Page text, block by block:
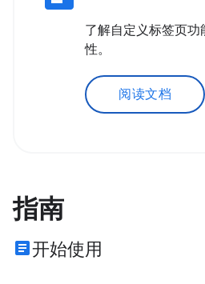
了解自定义标签页
性。
阅读文档
指南
article开始使用